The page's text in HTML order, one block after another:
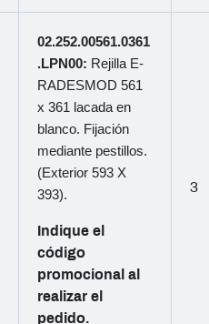
02.252.00561.0361
.LPN00: Rejilla E-
RADESMOD 561
x 361 lacada en
blanco. Fijación
mediante pestillos.
(Exterior 593 X
393).
Indique el
código
promocional al
realizar el
pedido.
3